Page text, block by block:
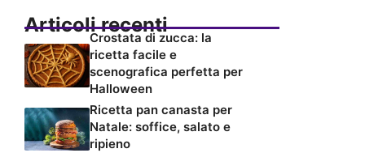
Articoli recenti
Crostata di zucca: la
ricetta facile e
scenografica perfetta per
Halloween
Ricetta pan canasta per
Natale: soffice, salato e
ripieno